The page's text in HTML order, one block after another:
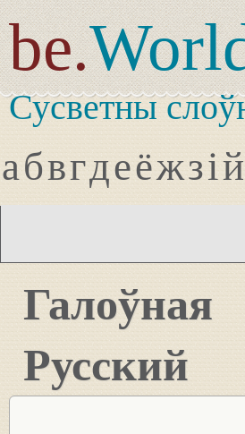
be.
Сусветны
абвгдеёжзій
Галоўная
Русский